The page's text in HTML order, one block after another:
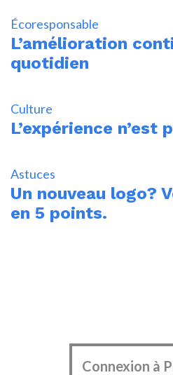
Écoresponsable
L’amélioration
quotidien
Culture
L’expérience n’est
Astuces
Un nouveau logo?
en 5 points.
Connexion à